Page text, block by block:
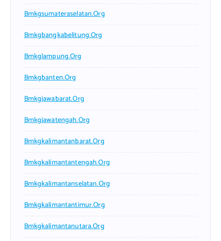
Bmkgsumateraselatan.org
Bmkgbangkabelitung.org
Bmkglampung.org
Bmkgbanten.org
Bmkgjawabarat.org
Bmkgjawatengah.org
Bmkgkalimantanbarat.org
Bmkgkalimantantengah.org
Bmkgkalimantanselatan.org
Bmkgkalimantantimur.org
Bmkgkalimantanutara.org